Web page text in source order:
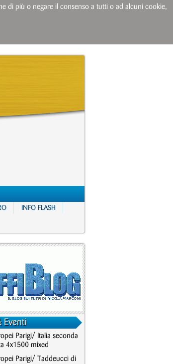
INFO FLASH
Eventi
Parigi/ Italia seconda
4x1500 mixed
Parigi/ Taddeucci di
di più o negare il consenso a tutti o ad alcuni cookie,